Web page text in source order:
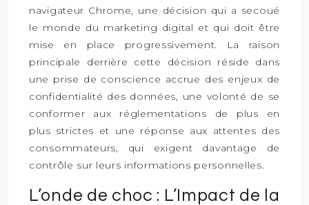
navigateur Chrome, une décision qui a secoué
le monde du marketing digital et qui doit être
mise en place progressivement. La raison
principale derrière cette décision réside dans
une prise de conscience accrue des enjeux de
confidentialité des données, une volonté de se
conformer aux réglementations de plus en
plus strictes et une réponse aux attentes des
consommateurs, qui exigent davantage de
contrôle sur leurs informations personnelles.
L’onde de choc : L’Impact de la